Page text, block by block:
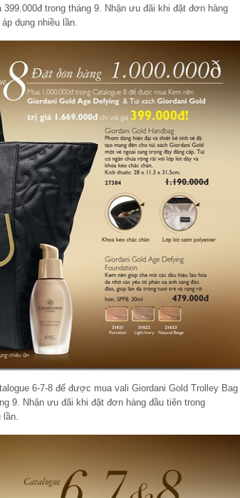
trong tháng 9. Nhận ưu đãi khi đặt đơn hàng
dụng nhiều lần.
6-7-8 để được mua vali Giordani Gold Trolley Bag
9. Nhận ưu đãi khi đặt đơn hàng đầu tiên trong
lần.